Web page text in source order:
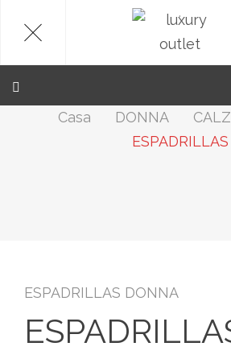
.
Casa DONNA
ESPADRILLAS
ESPADRILLAS DONNA